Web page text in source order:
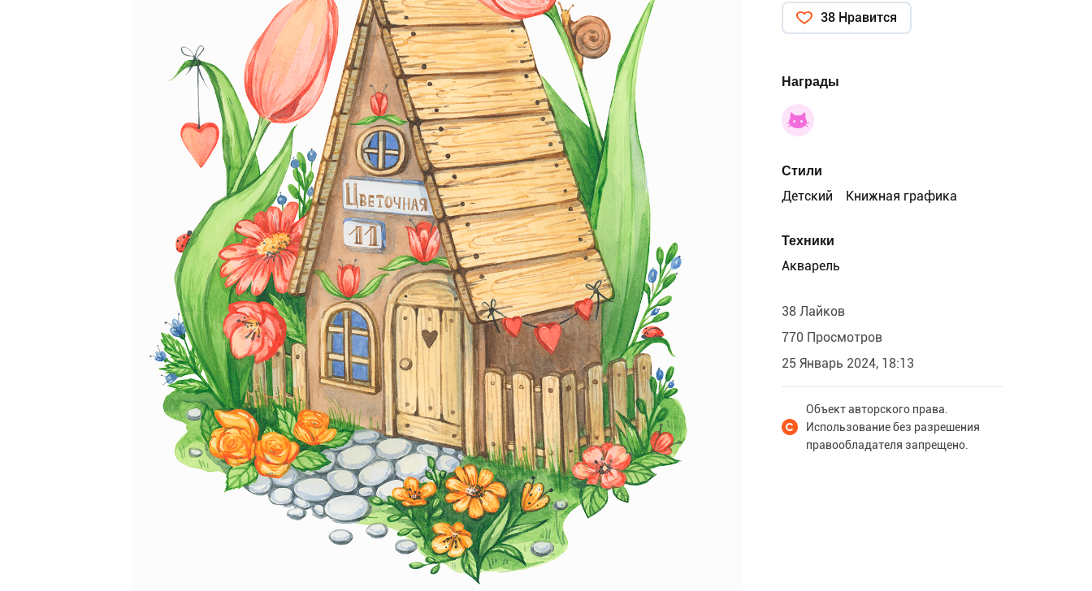
38 Нравится
Награды
Стили
Детский
Книжная графика
Техники
Акварель
38 Лайков
770 Просмотров
25 Январь 2024, 18:13
Объект авторского права.
Использование без разрешения
правообладателя запрещено.